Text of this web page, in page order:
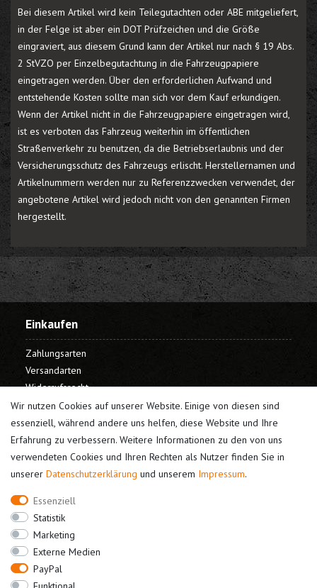
Bei diesem Artikel wird kein Teilegutachten oder ABE mitgeliefert,
in der Felge ist aber ein DOT Prüfzeichen und die Größe
eingraviert, aus diesem Grund kann der Artikel nur nach § 19 Abs.
2 StVZO per Einzelbegutachtung in die Fahrzeugpapiere
eingetragen werden. Über den erforderlichen Aufwand und
entstehende Kosten sollte man sich vor dem Kauf erkundigen.
Wenn der Artikel nicht in die Fahrzeugpapiere eingetragen wird,
ist es verboten das Fahrzeug weiterhin im öffentlichen
Straßenverkehr zu benutzen, da die Betriebserlaubnis und der
Versicherungsschutz des Fahrzeugs erlischt. Herstellernamen und
Artikelnummern werden nur zu Referenzzwecken verwendet, der
angebotene Artikel wird jedoch nicht von den genannten Firmen
hergestellt.
Wir nutzen Cookies auf unserer Website. Einige von diesen sind
essenziell, während andere uns helfen, diese Website und Ihre
Erfahrung zu verbessern. Weitere Informationen zu den von uns
verwendeten Cookies und Ihren Rechten als Nutzer finden Sie in
unserer Daten­schutz­erklärung und unserem Impressum.
Essenziell
Statistik
Marketing
Externe Medien
PayPal
Einkaufen
Zahlungsarten
Versandarten
Widerrufsrecht
Warenkorb
Kasse
Mein Konto
Registrieren
Login
Unternehmen
Kontakt
Datenschutz
AGB